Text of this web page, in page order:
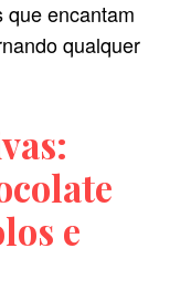
que encantam
qualquer
e